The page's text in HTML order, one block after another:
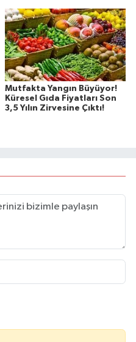
Mutfakta Yangın Büyüyor!
Küresel Gıda Fiyatları Son
3,5 Yılın Zirvesine Çıktı!